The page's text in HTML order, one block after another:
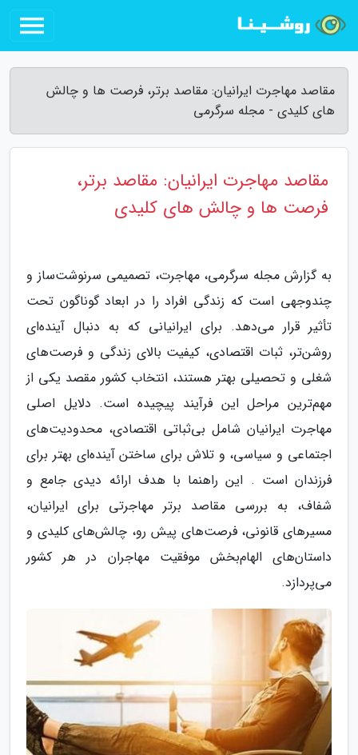
مقاصد مهاجرت ایرانیان: مقاصد برتر، فرصت ها و چالش
های کلیدی - مجله سرگرمی
مقاصد مهاجرت ایرانیان: مقاصد برتر،
فرصت ها و چالش های کلیدی
به گزارش مجله سرگرمی، مهاجرت، تصمیمی سرنوشت‌ساز و
چندوجهی است که زندگی افراد را در ابعاد گوناگون تحت
تأثیر قرار می‌دهد. برای ایرانیانی که به دنبال آینده‌ای
روشن‌تر، ثبات اقتصادی، کیفیت بالای زندگی و فرصت‌های
شغلی و تحصیلی بهتر هستند، انتخاب کشور مقصد یکی از
مهم‌ترین مراحل این فرآیند پیچیده است. دلایل اصلی
مهاجرت ایرانیان شامل بی‌ثباتی اقتصادی، محدودیت‌های
اجتماعی و سیاسی، و تلاش برای ساختن آینده‌ای بهتر برای
فرزندان است . این راهنما با هدف ارائه دیدی جامع و
شفاف، به بررسی مقاصد برتر مهاجرتی برای ایرانیان،
مسیرهای قانونی، فرصت‌های پیش رو، چالش‌های کلیدی و
داستان‌های الهام‌بخش موفقیت مهاجران در هر کشور
می‌پردازد.